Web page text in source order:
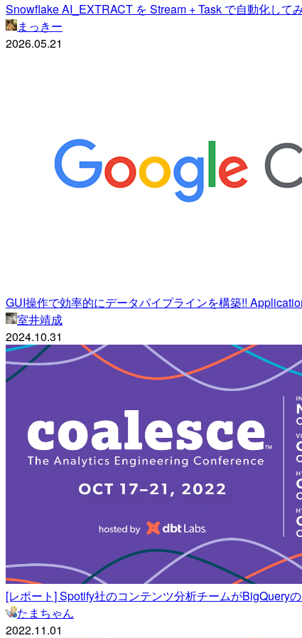
Snowflake AI_EXTRACT を Stream + Task で自動化して
まっきー
2026.05.21
GUI操作で効率的にデータパイプラインを構築!!
室井靖成
2024.10.31
[レポート] Spotify社のコンテンツ分析チームがBigQuery
たまちゃん
2022.11.01